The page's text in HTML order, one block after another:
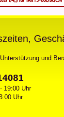
und
19:00 Uhr
Uhr